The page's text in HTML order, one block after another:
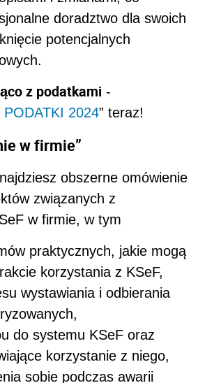
doradztwo dla swoich
potencjalnych
z podatkami -
PODATKI 2024” teraz!
w firmie”
obszerne omówienie
związanych z
w firmie, w tym
praktycznych, jakie mogą
korzystania z KSeF,
wystawiania i odbierania
do systemu KSeF oraz
korzystanie z niego,
sobie podczas awarii